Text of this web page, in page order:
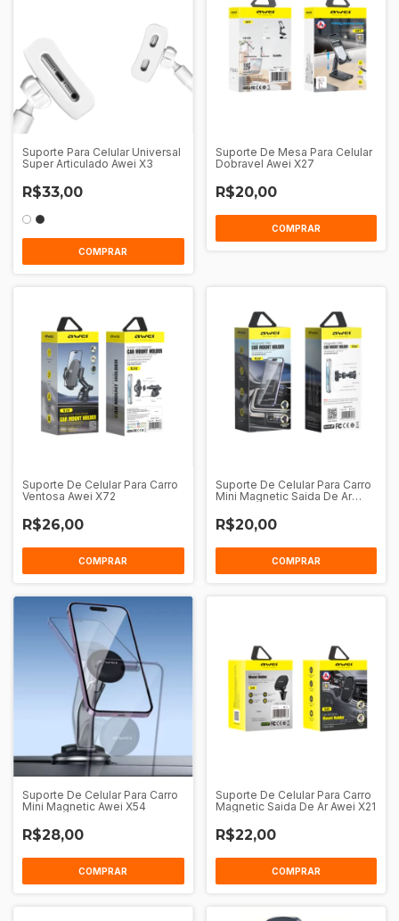
Suporte Para Celular Universal
Super Articulado Awei X3
R$33,00
COMPRAR
Suporte De Mesa Para Celular
Dobravel Awei X27
R$20,00
COMPRAR
Suporte De Celular Para Carro
Ventosa Awei X72
R$26,00
COMPRAR
Suporte De Celular Para Carro
Mini Magnetic Saida De Ar
R$20,00
COMPRAR
Suporte De Celular Para Carro
Mini Magnetic Awei X54
R$28,00
COMPRAR
Suporte De Celular Para Carro
Magnetic Saida De Ar Awei X21
R$22,00
COMPRAR